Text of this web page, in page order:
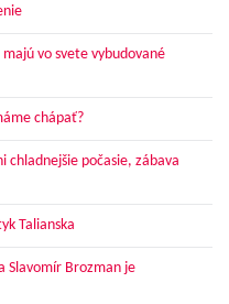
majú vo svete vybudované
chápať?
chladnejšie počasie, zábava
Talianska
Slavomír Brozman je